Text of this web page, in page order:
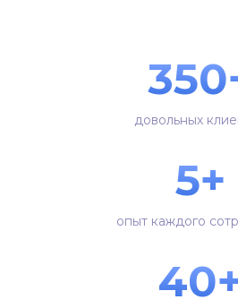
довольных
5+
опыт каждого